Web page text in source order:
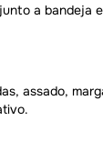
a bandeja
assado,